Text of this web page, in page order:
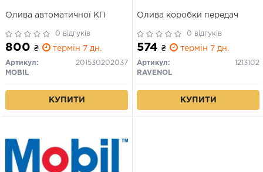
Олива автоматичної КП
0 відгуків
800 ₴ термін 7 дн.
Артикул:
201530202037
MOBIL
КУПИТИ
Олива коробки передач
0 відгуків
574 ₴ термін 7 дн.
Артикул:
1213102
RAVENOL
КУПИТИ